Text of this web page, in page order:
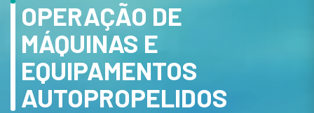
OPERAÇÃO DE
MÁQUINAS E
EQUIPAMENTOS
AUTOPROPELIDOS